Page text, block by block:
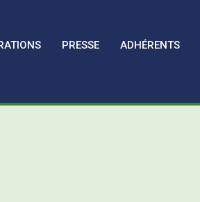
PRESSE ADHÉRENTS